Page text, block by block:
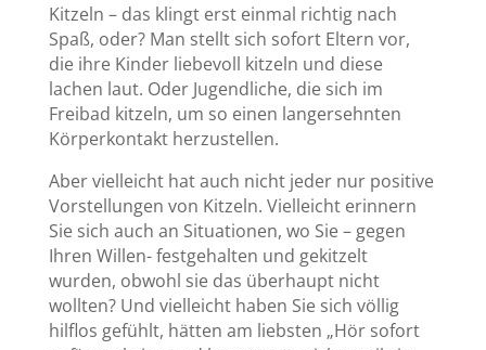
Kitzeln – das klingt erst einmal richtig nach
Spaß, oder? Man stellt sich sofort Eltern vor,
die ihre Kinder liebevoll kitzeln und diese
lachen laut. Oder Jugendliche, die sich im
Freibad kitzeln, um so einen langersehnten
Körperkontakt herzustellen.
Aber vielleicht hat auch nicht jeder nur positive
Vorstellungen von Kitzeln. Vielleicht erinnern
Sie sich auch an Situationen, wo Sie – gegen
Ihren Willen- festgehalten und gekitzelt
wurden, obwohl sie das überhaupt nicht
wollten? Und vielleicht haben Sie sich völlig
hilflos gefühlt, hätten am liebsten „Hör sofort